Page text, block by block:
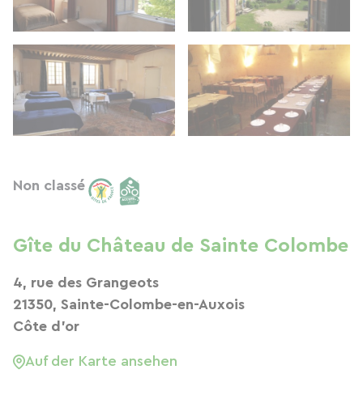
Non classé
Gîte du Château de Sainte Colombe
4, rue des Grangeots
21350, Sainte-Colombe-en-Auxois
Côte d'or
Auf der Karte ansehen